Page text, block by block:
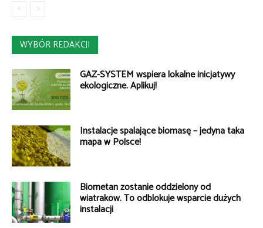
WYBÓR REDAKCJI
GAZ-SYSTEM wspiera lokalne inicjatywy
ekologiczne. Aplikuj!
Instalacje spalające biomasę – jedyna taka
mapa w Polsce!
Biometan zostanie oddzielony od
wiatraków. To odblokuje wsparcie dużych
instalacji